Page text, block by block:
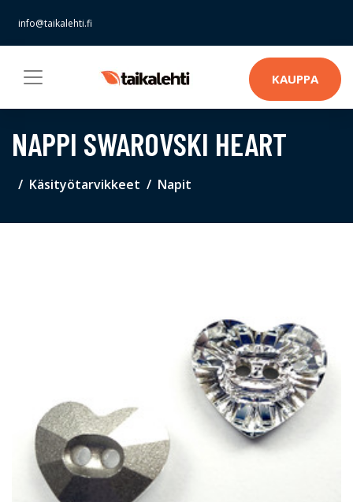
info@taikalehti.fi
KAUPPA
NAPPI SWAROVSKI HEART
Käsityötarvikkeet Napit